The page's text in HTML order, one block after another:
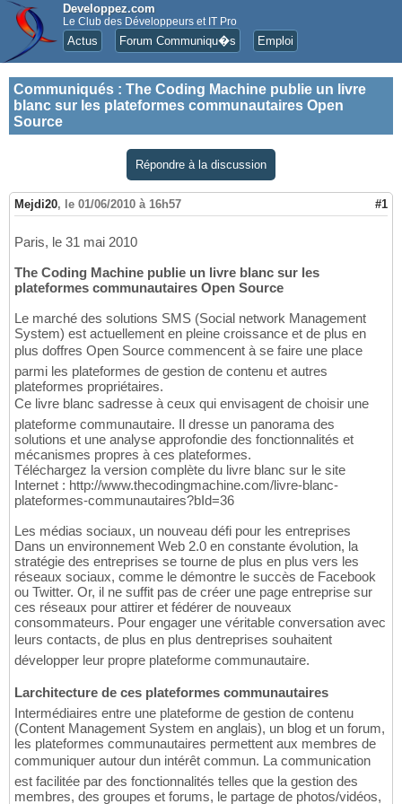
Developpez.com
Le Club des Développeurs et IT Pro
Actus Forum Communiqu�s Emploi
Communiqués : The Coding Machine publie un livre
blanc sur les plateformes communautaires Open
Source
Répondre à la discussion
Mejdi20, le 01/06/2010 à 16h57 #1
Paris, le 31 mai 2010
The Coding Machine publie un livre blanc sur les
plateformes communautaires Open Source
Le marché des solutions SMS (Social network Management
System) est actuellement en pleine croissance et de plus en
plus doffres Open Source commencent à se faire une place
parmi les plateformes de gestion de contenu et autres
plateformes propriétaires.
Ce livre blanc sadresse à ceux qui envisagent de choisir une
plateforme communautaire. Il dresse un panorama des
solutions et une analyse approfondie des fonctionnalités et
mécanismes propres à ces plateformes.
Téléchargez la version complète du livre blanc sur le site
Internet : http://www.thecodingmachine.com/livre-blanc-
plateformes-communautaires?bId=36
Les médias sociaux, un nouveau défi pour les entreprises
Dans un environnement Web 2.0 en constante évolution, la
stratégie des entreprises se tourne de plus en plus vers les
réseaux sociaux, comme le démontre le succès de Facebook
ou Twitter. Or, il ne suffit pas de créer une page entreprise sur
ces réseaux pour attirer et fédérer de nouveaux
consommateurs. Pour engager une véritable conversation avec
leurs contacts, de plus en plus dentreprises souhaitent
développer leur propre plateforme communautaire.
Larchitecture de ces plateformes communautaires
Intermédiaires entre une plateforme de gestion de contenu
(Content Management System en anglais), un blog et un forum,
les plateformes communautaires permettent aux membres de
communiquer autour dun intérêt commun. La communication
est facilitée par des fonctionnalités telles que la gestion des
membres, des groupes et forums, le partage de photos/vidéos,